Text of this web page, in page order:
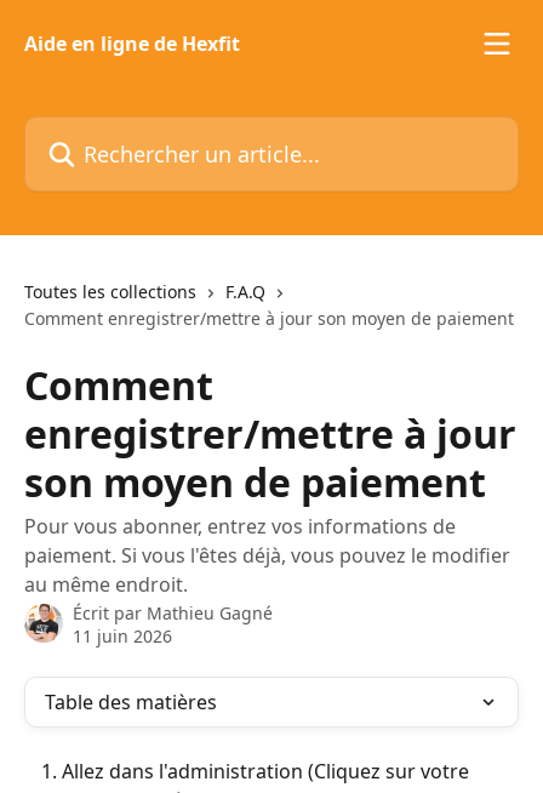
Aide en ligne de Hexfit
Rechercher un article...
Toutes les collections
F.A.Q
Comment enregistrer/mettre à jour son moyen de paiement
Comment
enregistrer/mettre à jour
son moyen de paiement
Pour vous abonner, entrez vos informations de
paiement. Si vous l'êtes déjà, vous pouvez le modifier
au même endroit.
Écrit par Mathieu Gagné
11 juin 2026
Table des matières
Allez dans l'administration (Cliquez sur votre